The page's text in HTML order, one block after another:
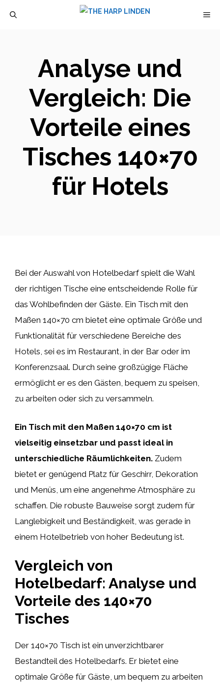
Analyse und
Vergleich: Die
Vorteile eines
Tisches 140×70
für Hotels
Bei der Auswahl von Hotelbedarf spielt die Wahl
der richtigen Tische eine entscheidende Rolle für
das Wohlbefinden der Gäste. Ein Tisch mit den
Maßen 140×70 cm bietet eine optimale Größe und
Funktionalität für verschiedene Bereiche des
Hotels, sei es im Restaurant, in der Bar oder im
Konferenzsaal. Durch seine großzügige Fläche
ermöglicht er es den Gästen, bequem zu speisen,
zu arbeiten oder sich zu versammeln.
Ein Tisch mit den Maßen 140×70 cm ist
vielseitig einsetzbar und passt ideal in
unterschiedliche Räumlichkeiten. Zudem
bietet er genügend Platz für Geschirr, Dekoration
und Menüs, um eine angenehme Atmosphäre zu
schaffen. Die robuste Bauweise sorgt zudem für
Langlebigkeit und Beständigkeit, was gerade in
einem Hotelbetrieb von hoher Bedeutung ist.
Vergleich von
Hotelbedarf: Analyse und
Vorteile des 140×70
Tisches
Der 140×70 Tisch ist ein unverzichtbarer
Bestandteil des Hotelbedarfs. Er bietet eine
optimale Größe für Gäste, um bequem zu arbeiten